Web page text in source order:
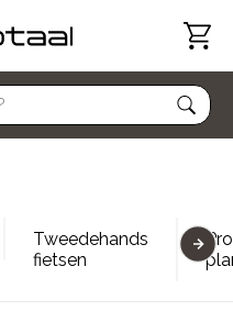
Tweedehands
fietsen